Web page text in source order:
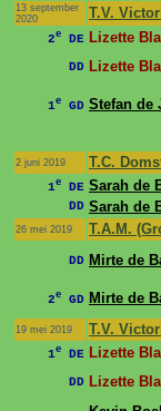
13 september
2020
T.V.
2e DE Lizette
DD Lizette
1e GD Stefan de
2 juni 2019
T.C.
1e DE Sarah de
DD Sarah de
26 mei 2019 T.A.M.
DD Mirte de
2e GD Mirte de
19 mei 2019 T.V.
1e DE Lizette
DD Lizette